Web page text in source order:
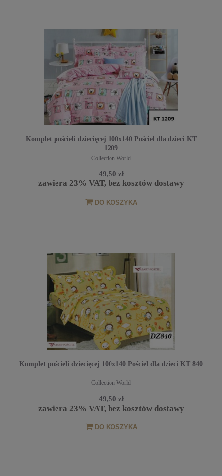
Komplet pościeli dziecięcej 100x140 Pościel dla dzieci KT
1209
Collection World
49,50 zł
zawiera 23% VAT, bez kosztów dostawy
DO KOSZYKA
Komplet pościeli dziecięcej 100x140 Pościel dla dzieci KT 840
Collection World
49,50 zł
zawiera 23% VAT, bez kosztów dostawy
DO KOSZYKA